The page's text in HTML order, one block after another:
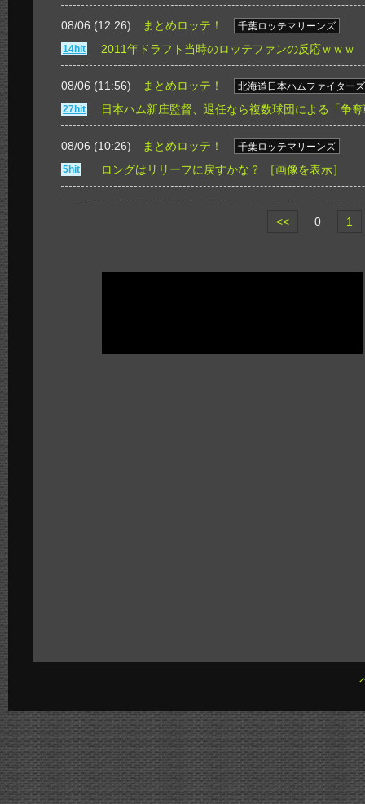
08/06 (12:26) まとめロッテ！
千葉ロッテマリーンズ
14hit
2011年ドラフト当時のロッテファンの反応ｗｗｗ
08/06 (11:56) まとめロッテ！
北海道日本ハムファイターズ
27hit
日本ハム新庄監督、退任なら複数球団による「争
08/06 (10:26) まとめロッテ！
千葉ロッテマリーンズ
5hit
ロングはリリーフに戻すかな？ ［画像を表示］
<< 0 1